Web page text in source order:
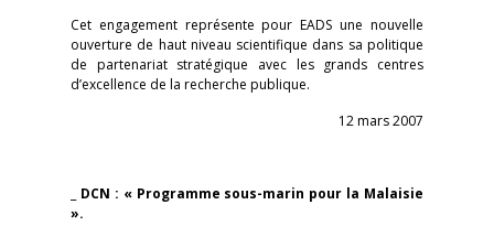
Cet engagement représente pour EADS une nouvelle
ouverture de haut niveau scientifique dans sa politique
de partenariat stratégique avec les grands centres
d’excellence de la recherche publique.
12 mars 2007
DCN : « Programme sous-marin pour la Malaisie
».